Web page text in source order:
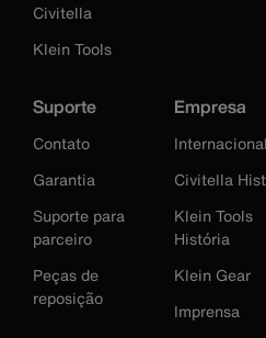
Civitella
Klein Tools
Suporte
Contato
Garantia
Suporte para
parceiro
Peças de
reposição
Empresa
Internacional
Civitella
Klein Tools
História
Klein Gear
Imprensa